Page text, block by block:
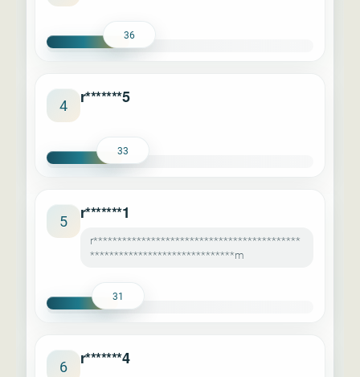
36
4 r*******5
33
5 r*******1
r*******************************************
******************************m
31
6 r*******4